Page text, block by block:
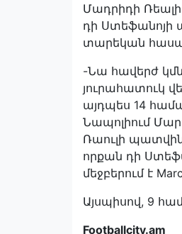
Մադրիդի Ռեալի
դի Ստեֆանոյի
տարեկան
-Նա հավերժ
յուրահատուկ
այդպես 14
Նապոլիում
Ռաուլի
որքան դի
մեջբերում է
Այսպիսով, 9
Footballcity.am